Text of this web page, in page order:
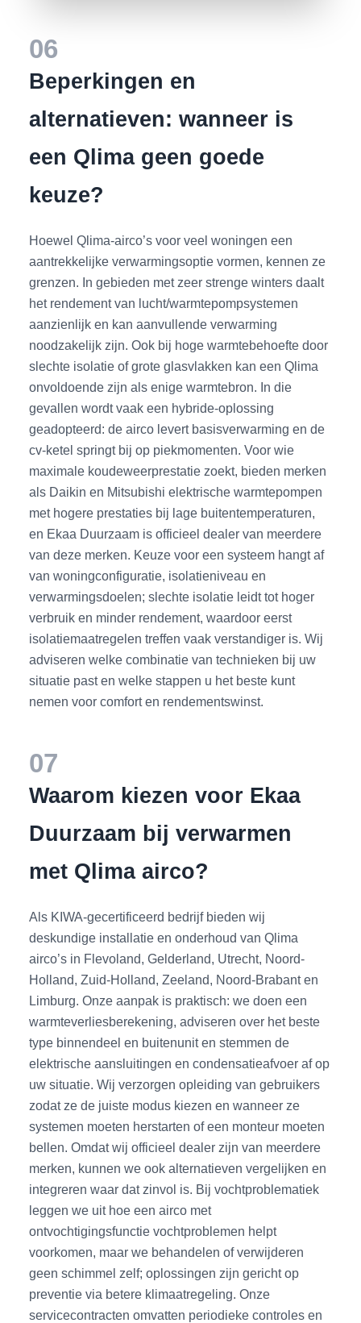
06
Beperkingen en
alternatieven: wanneer is
een Qlima geen goede
keuze?
Hoewel Qlima-airco’s voor veel woningen een
aantrekkelijke verwarmingsoptie vormen, kennen ze
grenzen. In gebieden met zeer strenge winters daalt
het rendement van lucht/warmtepompsystemen
aanzienlijk en kan aanvullende verwarming
noodzakelijk zijn. Ook bij hoge warmtebehoefte door
slechte isolatie of grote glasvlakken kan een Qlima
onvoldoende zijn als enige warmtebron. In die
gevallen wordt vaak een hybride-oplossing
geadopteerd: de airco levert basisverwarming en de
cv-ketel springt bij op piekmomenten. Voor wie
maximale koudeweerprestatie zoekt, bieden merken
als Daikin en Mitsubishi elektrische warmtepompen
met hogere prestaties bij lage buitentemperaturen,
en Ekaa Duurzaam is officieel dealer van meerdere
van deze merken. Keuze voor een systeem hangt af
van woningconfiguratie, isolatieniveau en
verwarmingsdoelen; slechte isolatie leidt tot hoger
verbruik en minder rendement, waardoor eerst
isolatiemaatregelen treffen vaak verstandiger is. Wij
adviseren welke combinatie van technieken bij uw
situatie past en welke stappen u het beste kunt
nemen voor comfort en rendementswinst.
07
Waarom kiezen voor Ekaa
Duurzaam bij verwarmen
met Qlima airco?
Als KIWA-gecertificeerd bedrijf bieden wij
deskundige installatie en onderhoud van Qlima
airco’s in Flevoland, Gelderland, Utrecht, Noord-
Holland, Zuid-Holland, Zeeland, Noord-Brabant en
Limburg. Onze aanpak is praktisch: we doen een
warmteverliesberekening, adviseren over het beste
type binnendeel en buitenunit en stemmen de
elektrische aansluitingen en condensatieafvoer af op
uw situatie. Wij verzorgen opleiding van gebruikers
zodat ze de juiste modus kiezen en wanneer ze
systemen moeten herstarten of een monteur moeten
bellen. Omdat wij officieel dealer zijn van meerdere
merken, kunnen we ook alternatieven vergelijken en
integreren waar dat zinvol is. Bij vochtproblematiek
leggen we uit hoe een airco met
ontvochtigingsfunctie vochtproblemen helpt
voorkomen, maar we behandelen of verwijderen
geen schimmel zelf; oplossingen zijn gericht op
preventie via betere klimaatregeling. Onze
servicecontracten omvatten periodieke controles en